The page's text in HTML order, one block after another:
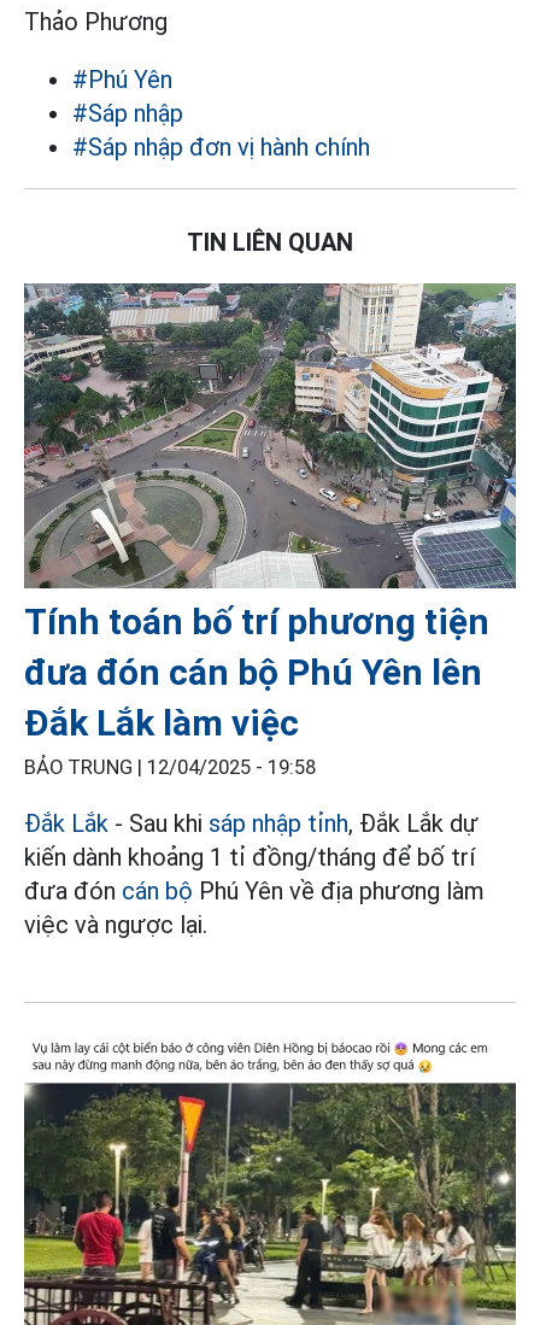
Thảo Phương
#Phú Yên
#Sáp nhập
#Sáp nhập đơn vị hành chính
TIN LIÊN QUAN
Tính toán bố trí phương tiện
đưa đón cán bộ Phú Yên lên
Đắk Lắk làm việc
BẢO TRUNG | 12/04/2025 - 19:58
Đắk Lắk - Sau khi sáp nhập tỉnh, Đắk Lắk dự
kiến dành khoảng 1 tỉ đồng/tháng để bố trí
đưa đón cán bộ Phú Yên về địa phương làm
việc và ngược lại.